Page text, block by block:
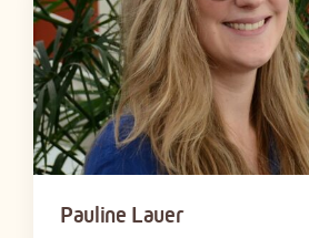
Pauline Lauer